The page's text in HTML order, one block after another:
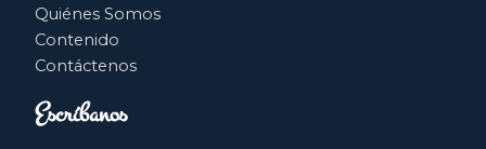
Quiénes Somos
Contenido
Contáctenos
Escríbanos